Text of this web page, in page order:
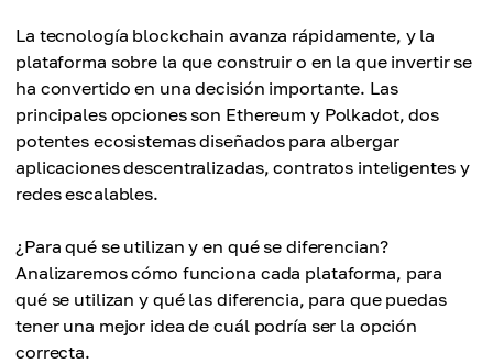
La tecnología blockchain avanza rápidamente, y la
plataforma sobre la que construir o en la que invertir se
ha convertido en una decisión importante. Las
principales opciones son Ethereum y Polkadot, dos
potentes ecosistemas diseñados para albergar
aplicaciones descentralizadas, contratos inteligentes y
redes escalables.
¿Para qué se utilizan y en qué se diferencian?
Analizaremos cómo funciona cada plataforma, para
qué se utilizan y qué las diferencia, para que puedas
tener una mejor idea de cuál podría ser la opción
correcta.